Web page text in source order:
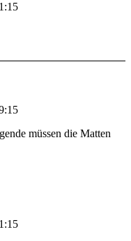
müssen die Matten